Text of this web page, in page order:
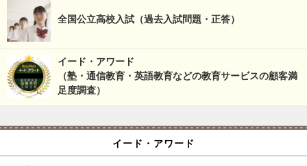
全国公立高校入試（過去入試問題・正答）
イード・アワード
（塾・通信教育・英語教育などの教育サービスの顧客満
足度調査）
イード・アワード